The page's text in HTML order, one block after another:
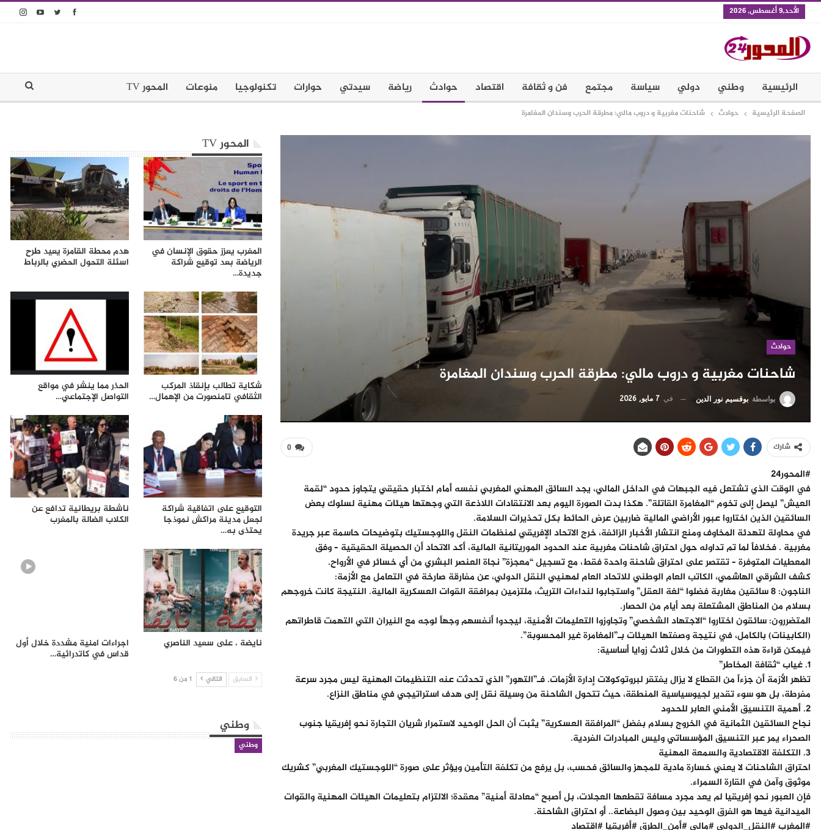
الأحد,9 أغسطس, 2026
الرئيسية وطني دولي سياسة مجتمع فن و ثقافة اقتصاد حوادث رياضة سيدتي حوارات تكنولوجيا منوعات المحور TV
الصفحة الرئيسية حوادث شاحنات مغربية و دروب مالي: مطرقة الحرب وسندان المغامرة
حوادث
شاحنات مغربية و دروب مالي: مطرقة الحرب وسندان المغامرة
بواسطة بوقسيم نور الدين في 7 مايو, 2026
0 شارك
#المحور24
​في الوقت الذي تشتعل فيه الجبهات في الداخل المالي، يجد السائق المهني المغربي نفسه أمام اختبار حقيقي يتجاوز حدود “لقمة
العيش” ليصل إلى تخوم “المغامرة القاتلة”. هكذا بدت الصورة اليوم بعد الانتقادات اللاذعة التي وجهتها هيئات مهنية لسلوك بعض
السائقين الذين اختاروا عبور الأراضي المالية ضاربين عرض الحائط بكل تحذيرات السلامة.
​في محاولة لتهدئة المخاوف ومنع انتشار الأخبار الزائفة، خرج الاتحاد الإفريقي لمنظمات النقل واللوجستيك بتوضيحات حاسمة عبر جريدة
مغربية . فخلافاً لما تم تداوله حول احتراق شاحنات مغربية عند الحدود الموريتانية المالية، أكد الاتحاد أن الحصيلة الحقيقية – وفق
المعطيات المتوفرة – تقتصر على احتراق شاحنة واحدة فقط، مع تسجيل “معجزة” نجاة العنصر البشري من أي خسائر في الأرواح.
​كشف الشرقي الهاشمي، الكاتب العام الوطني للاتحاد العام لمهنيي النقل الدولي، عن مفارقة صارخة في التعامل مع الأزمة:
​الناجون: 8 سائقين مغاربة فضلوا “لغة العقل” واستجابوا لنداءات التريث، ملتزمين بمرافقة القوات العسكرية المالية. النتيجة كانت خروجهم
بسلام من المناطق المشتعلة بعد أيام من الحصار.
​المتضررون: سائقون اختاروا “الاجتهاد الشخصي” وتجاوزوا التعليمات الأمنية، ليجدوا أنفسهم وجهاً لوجه مع النيران التي التهمت قاطراتهم
(الكابينات) بالكامل، في نتيجة وصفتها الهيئات بـ”المغامرة غير المحسوبة”.
ف​يمكن قراءة هذه التطورات من خلال ثلاث زوايا أساسية:
​1. غياب “ثقافة المخاطر”
​تظهر الأزمة أن جزءاً من القطاع لا يزال يفتقر لبروتوكولات إدارة الأزمات. فـ”التهور” الذي تحدثت عنه التنظيمات المهنية ليس مجرد سرعة
مفرطة، بل هو سوء تقدير لجيوسياسية المنطقة، حيث تتحول الشاحنة من وسيلة نقل إلى هدف استراتيجي في مناطق النزاع.
​2. أهمية التنسيق الأمني العابر للحدود
​نجاح السائقين الثمانية في الخروج بسلام بفضل “المرافقة العسكرية” يثبت أن الحل الوحيد لاستمرار شريان التجارة نحو إفريقيا جنوب
الصحراء يمر عبر التنسيق المؤسساتي وليس المبادرات الفردية.
​3. التكلفة الاقتصادية والسمعة المهنية
​احتراق الشاحنات لا يعني خسارة مادية للمجهز والسائق فحسب، بل يرفع من تكلفة التأمين ويؤثر على صورة “اللوجستيك المغربي” كشريك
موثوق وآمن في القارة السمراء.
فإن العبور نحو إفريقيا لم يعد مجرد مسافة تقطعها العجلات، بل أصبح “معادلة أمنية” معقدة؛ الالتزام بتعليمات الهيئات المهنية والقوات
الميدانية فيها هو الفرق الوحيد بين وصول البضاعة.. أو احتراق الشاحنة.
المحور TV
المغرب يعزز حقوق الإنسان في
الرياضة بعد توقيع شراكة
جديدة…
هدم محطة القامرة يعيد طرح
اسئلة التحول الحضري بالرباط
شكاية تطالب بإنقاذ المركب
الثقافي تامنصورت من الإهمال…
الحذر مما ينشر في مواقع
التواصل الإجتماعي…
التوقيع على اتفاقية شراكة
لجعل مدينة مراكش نموذجا
يحتذى به…
ناشطة بريطانية تدافع عن
الكلاب الضالة بالمغرب
نايضة ، على سعيد الناصري اجراءات امنية مشددة خلال أول
قداس في كاتدرائية…
السابق التالي 1 من 6
وطني
وطني